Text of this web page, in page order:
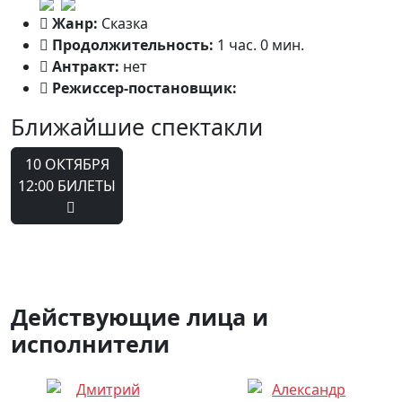
Жанр: Сказка
Продолжительность: 1 час. 0 мин.
Антракт: нет
Режиссер-постановщик:
Ближайшие спектакли
10 ОКТЯБРЯ
12:00 БИЛЕТЫ
Действующие лица и
исполнители